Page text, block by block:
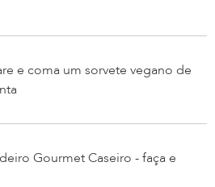
e coma um sorvete vegano de
Gourmet Caseiro - faça e